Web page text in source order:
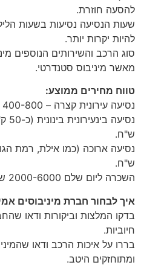
להסעה חוזרת.
שעות הנסיעה נסיעות בשעות
להיות יקרות יותר.
מאשר מיניבוס סטנדרטי.
טווח מחירים ממוצע:
נסיעה עירונית קצרה – 400-800 ש"ח.
ש"ח.
ש"ח.
השכרה ליום שלם 2000-6000 ש"ח, תלוי בשירותים ובמסלול.
איך לבחור חברת מיניבוסים
בדקו המלצות וביקורות ודאו
חיוביות.
בררו על איכות הרכב ודאו
ומתוחזקים היטב.